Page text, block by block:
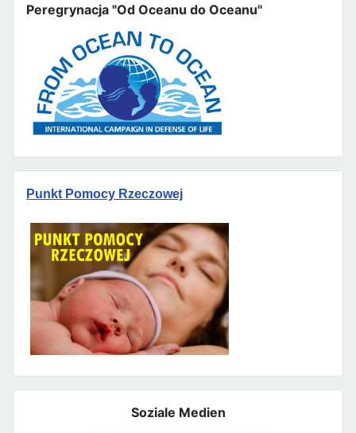
Peregrynacja "Od Oceanu do Oceanu"
Punkt Pomocy Rzeczowej
Soziale Medien